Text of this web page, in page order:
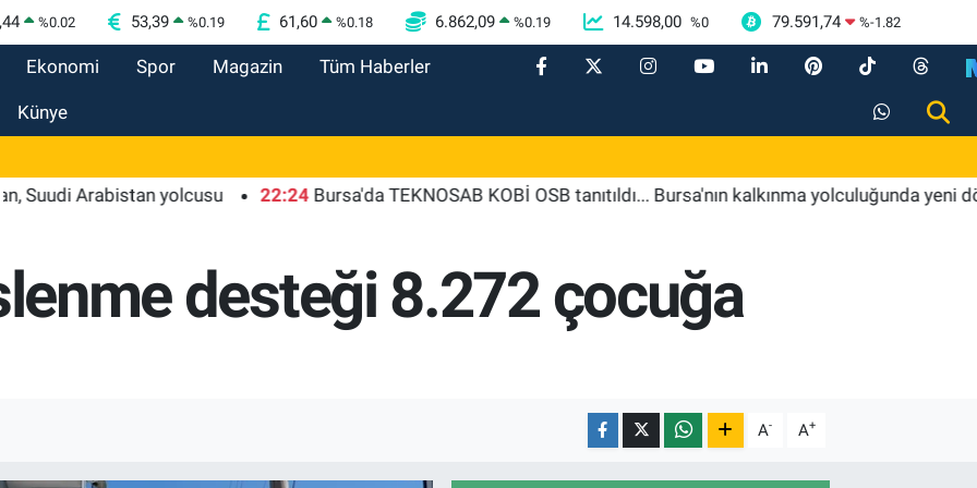
%0.02 53,39 %0.19 61,60 %0.18 6.862,09 %0.19 14.598,00 %0 79.591,74 %-1.82
Ekonomi Spor Magazin Tüm Haberler
Künye
Arabistan yolcusu 22:24 Bursa'da TEKNOSAB KOBİ OSB tanıtıldı... Bursa'nın kalkınma yolculuğunda yeni dönem
desteği 8.272 çocuğa
A- A+